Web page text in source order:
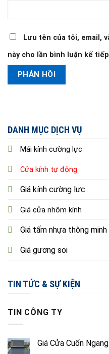
DANH MỤC DỊCH VỤ
Mái kính cường lực
Cửa kính tự động
Giá kính cường lực
Giá cửa nhôm kính
Giá tấm nhựa thông minh
Giá gương soi
TIN TỨC & SỰ KIỆN
TIN CÔNG TY
Giá Cửa Cuốn
Lưu tên của tôi, email,
này cho lần bình luận kế